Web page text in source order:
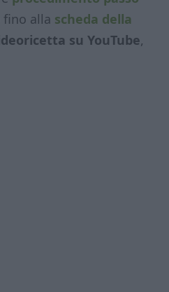
fino alla scheda della
su YouTube,